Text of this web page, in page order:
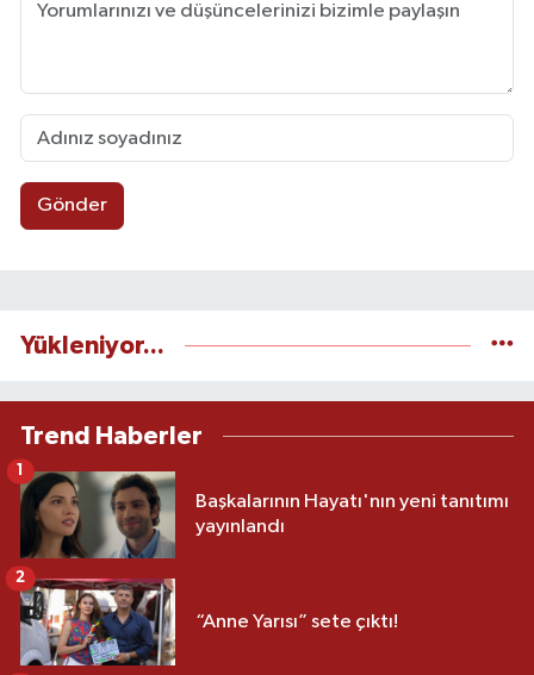
Gönder
Yükleniyor...
Trend Haberler
Başkalarının Hayatı'nın yeni tanıtımı
yayınlandı
1
“Anne Yarısı” sete çıktı!
2